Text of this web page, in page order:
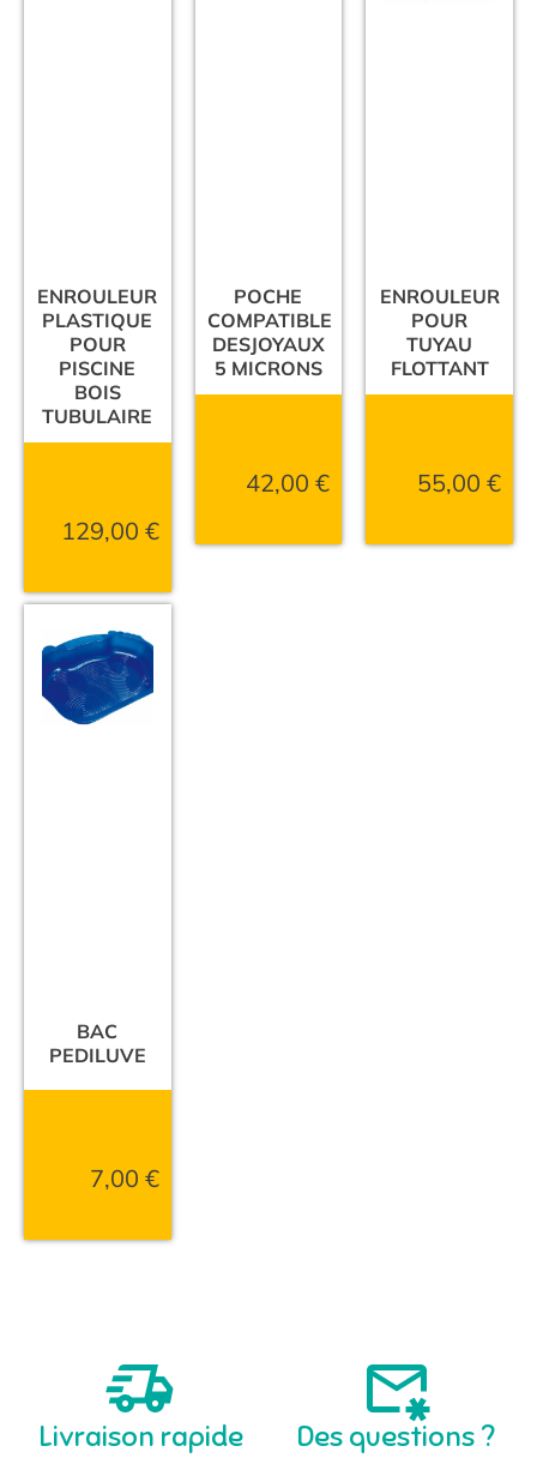
ENROULEUR
PLASTIQUE
POUR
PISCINE
BOIS
TUBULAIRE
129,00 €
POCHE
COMPATIBLE
DESJOYAUX
5 MICRONS
42,00€
ENROULEUR
POUR
TUYAU
FLOTTANT
55,00 €
BAC
PEDILUVE
7,00 €
Livraison rapide Des questions ?